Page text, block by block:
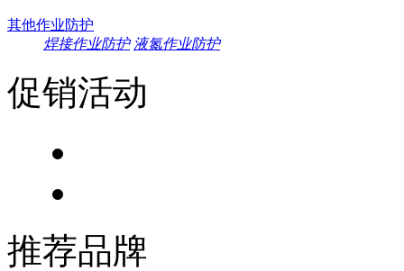
其他作业防护
焊接作业防护 液氮作业防护
促销活动
推荐品牌